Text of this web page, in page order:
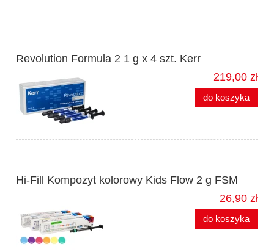
Revolution Formula 2 1 g x 4 szt. Kerr
219,00 zł
do koszyka
Hi-Fill Kompozyt kolorowy Kids Flow 2 g FSM
26,90 zł
do koszyka